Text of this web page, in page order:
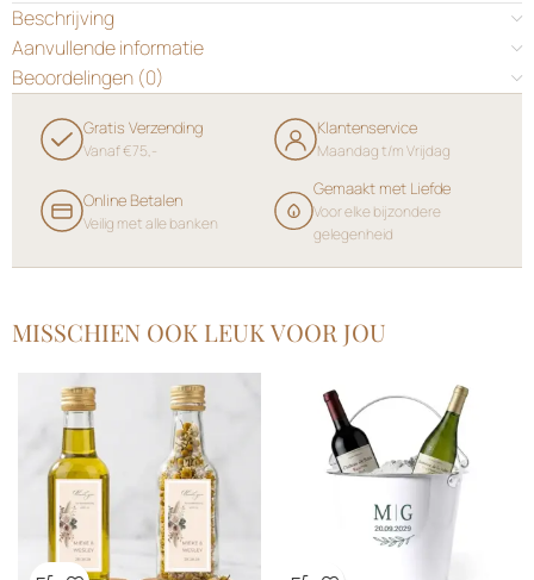
Beschrijving
Aanvullende informatie
Beoordelingen (0)
Gratis Verzending
Vanaf €75,-
Klantenservice
Maandag t/m Vrijdag
Online Betalen
Veilig met alle banken
Gemaakt met Liefde
Voor elke bijzondere
gelegenheid
MISSCHIEN OOK LEUK VOOR JOU